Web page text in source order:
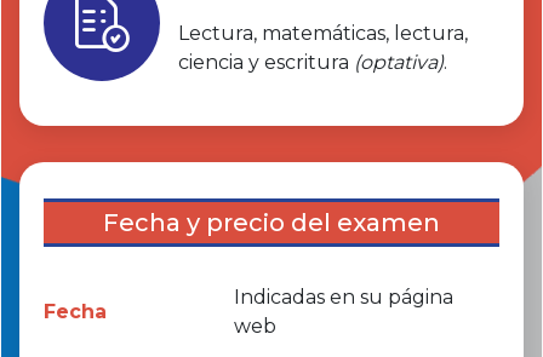
Lectura, matemáticas, lectura,
ciencia y escritura (optativa).
Fecha y precio del examen
Fecha
Indicadas en su página
web